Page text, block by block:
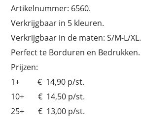
Artikelnummer: 6560.
Verkrijgbaar in 5 kleuren.
Verkrijgbaar in de maten: S/M-L/XL.
Perfect te Borduren en Bedrukken.
Prijzen:
1+ € 14,90 p/st.
10+ € 14,50 p/st.
25+ € 13,00 p/st.